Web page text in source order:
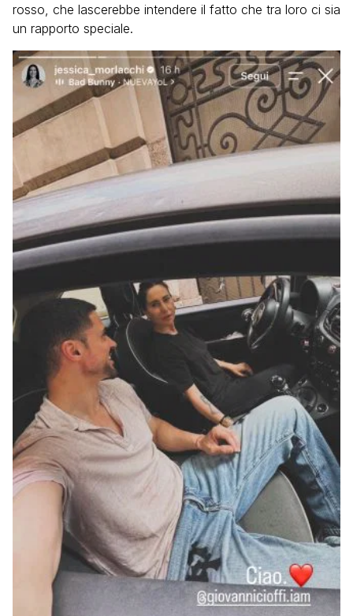
rosso, che lascerebbe intendere il fatto che tra loro ci sia
un rapporto speciale.